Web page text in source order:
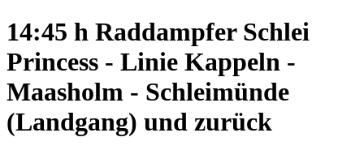
14:45 h Raddampfer Schlei
Princess - Linie Kappeln -
Maasholm - Schleimünde
(Landgang) und zurück